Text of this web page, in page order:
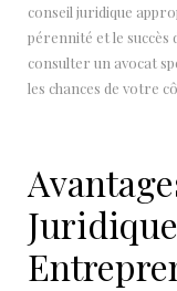
conseil juridique
pérennité et le succès
consulter un avocat
les chances de votre